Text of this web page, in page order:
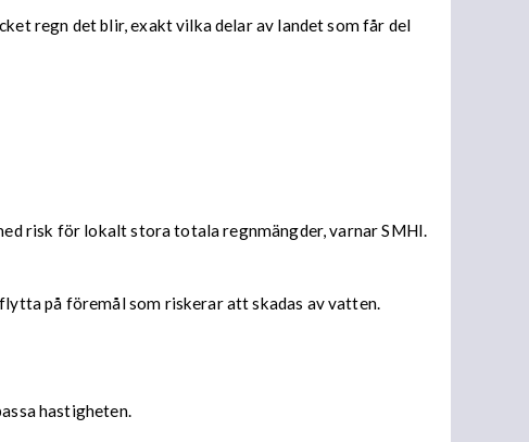
regn det blir, exakt vilka delar av landet som får del
risk för lokalt stora totala regnmängder, varnar SMHI.
på föremål som riskerar att skadas av vatten.
hastigheten.